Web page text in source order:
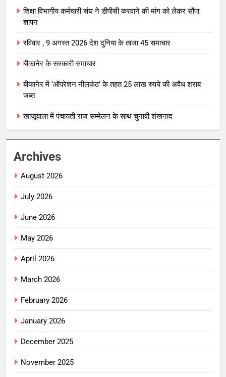
शिक्षा विभागीय कर्मचारी संघ ने डीपीसी करवाने की मांग को लेकर सौंपा
ज्ञापन
रविवार , 9 अगस्त 2026 देश दुनिया के ताजा 45 समाचार
बीकानेर के सरकारी समाचार
बीकानेर में ‘ऑपरेशन नीलकंठ’ के तहत 25 लाख रुपये की अवैध शराब
जब्त
खाजूवाला में पंचायती राज सम्मेलन के साथ चुनावी शंखनाद
Archives
August 2026
July 2026
June 2026
May 2026
April 2026
March 2026
February 2026
January 2026
December 2025
November 2025